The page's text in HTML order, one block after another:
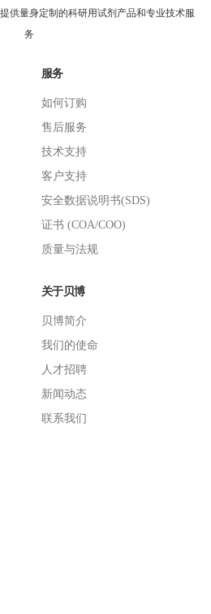
供量身定制的科研用试剂产品和专业技术服
务
服务
如何订购
售后服务
技术支持
客户支持
安全数据说明书(SDS)
证书 (COA/COO)
质量与法规
关于贝博
贝博简介
我们的使命
人才招聘
新闻动态
联系我们